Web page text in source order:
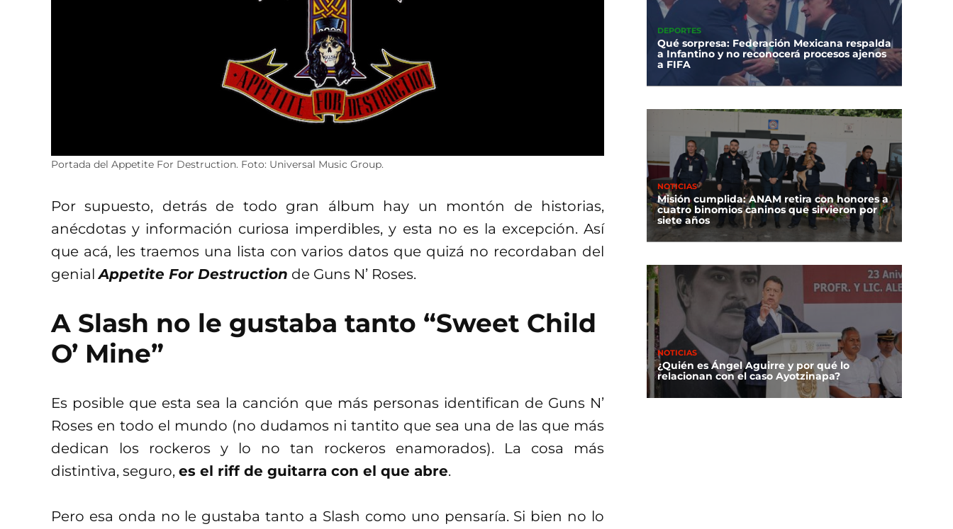
Portada del Appetite For Destruction. Foto: Universal Music Group.
Por supuesto, detrás de todo gran álbum hay un montón de historias,
anécdotas y información curiosa imperdibles, y esta no es la excepción. Así
que acá, les traemos una lista con varios datos que quizá no recordaban del
genialAppetite For Destruction de Guns N’ Roses.
A Slash no le gustaba tanto “Sweet Child
O’ Mine”
Es posible que esta sea la canción que más personas identifican de Guns N’
Roses en todo el mundo (no dudamos ni tantito que sea una de las que más
dedican los rockeros y lo no tan rockeros enamorados). La cosa más
distintiva, seguro, es el riff de guitarra con el que abre.
Pero esa onda no le gustaba tanto a Slash como uno pensaría. Si bien no lo
DEPORTES
Qué sorpresa: Federación Mexicana respalda
a Infantino y no reconocerá procesos ajenos
a FIFA
NOTICIAS
Misión cumplida: ANAM retira con honores a
cuatro binomios caninos que sirvieron por
siete años
NOTICIAS
¿Quién es Ángel Aguirre y por qué lo
relacionan con el caso Ayotzinapa?